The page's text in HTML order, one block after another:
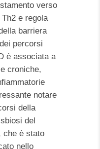
verso
e regola
barriera
percorsi
è associata a
croniche,
notare
della
del
che è stato
nello